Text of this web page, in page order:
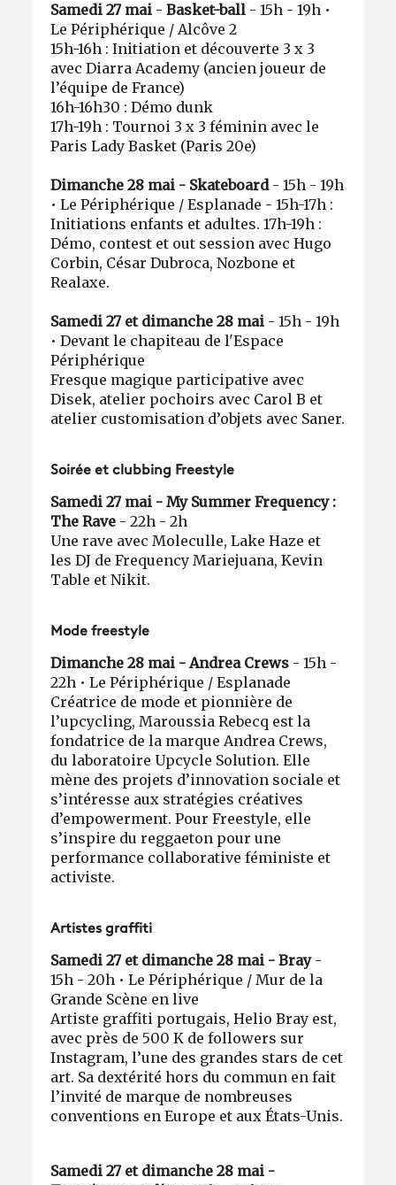
Samedi 27 mai -Basket-ball - 15h - 19h •
Le Périphérique / Alcôve 2
15h-16h : Initiation et découverte 3 x 3
avec Diarra Academy (ancien joueur de
l’équipe de France)
16h-16h30 : Démo dunk
17h-19h : Tournoi 3 x 3 féminin avec le
Paris Lady Basket (Paris 20e)
Dimanche 28 mai - Skateboard- 15h - 19h
• Le Périphérique / Esplanade - 15h-17h :
Initiations enfants et adultes. 17h-19h :
Démo, contest et out session avec Hugo
Corbin, César Dubroca, Nozbone et
Realaxe.
Samedi 27 et dimanche 28 mai - 15h - 19h
• Devant le chapiteau de l'Espace
Périphérique
Fresque magique participative avec
Disek, atelier pochoirs avec Carol B et
atelier customisation d’objets avec Saner.
Soirée et clubbing Freestyle
Samedi 27 mai - My Summer Frequency :
The Rave - 22h - 2h
Une rave avec Moleculle, Lake Haze et
les DJ de Frequency Mariejuana, Kevin
Table et Nikit.
Mode freestyle
Dimanche 28 mai - Andrea Crews - 15h -
22h • Le Périphérique / Esplanade
Créatrice de mode et pionnière de
l’upcycling, Maroussia Rebecq est la
fondatrice de la marque Andrea Crews,
du laboratoire Upcycle Solution. Elle
mène des projets d’innovation sociale et
s’intéresse aux stratégies créatives
d’empowerment. Pour Freestyle, elle
s’inspire du reggaeton pour une
performance collaborative féministe et
activiste.
Artistes graffiti
Samedi 27 et dimanche 28 mai - Bray-
15h - 20h • Le Périphérique / Mur de la
Grande Scène en live
Artiste graffiti portugais, Helio Bray est,
avec près de 500 K de followers sur
Instagram, l’une des grandes stars de cet
art. Sa dextérité hors du commun en fait
l’invité de marque de nombreuses
conventions en Europe et aux États-Unis.
Samedi 27 et dimanche 28 mai -